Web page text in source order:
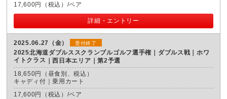
17,600円（税込）/ペア
詳細・エントリー
2025.06.27（金） 受付終了
2025北海道ダブルススクランブルゴルフ選手権｜ダブルス戦｜ホワ
イトクラス
西日本エリア｜第2予選
18,650円（昼食別、税込）
キャディ付｜乗用カート
17,600円（税込）/ペア